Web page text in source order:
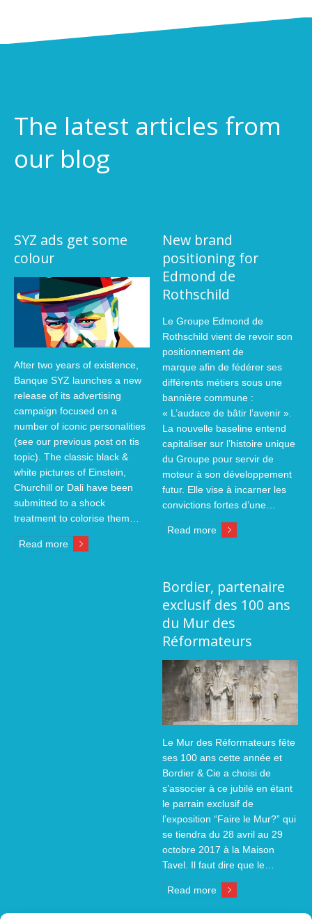
The latest articles from
our blog
SYZ ads get some
colour
After two years of existence,
Banque SYZ launches a new
release of its advertising
campaign focused on a
number of iconic personalities
(see our previous post on tis
topic). The classic black &
white pictures of Einstein,
Churchill or Dali have been
submitted to a shock
treatment to colorise them…
Read more
New brand
positioning for
Edmond de
Rothschild
Le Groupe Edmond de
Rothschild vient de revoir son
positionnement de
marque afin de fédérer ses
différents métiers sous une
bannière commune :
« L’audace de bâtir l’avenir ».
La nouvelle baseline entend
capitaliser sur l’histoire unique
du Groupe pour servir de
moteur à son développement
futur. Elle vise à incarner les
convictions fortes d’une…
Read more
Bordier, partenaire
exclusif des 100 ans
du Mur des
Réformateurs
Le Mur des Réformateurs fête
ses 100 ans cette année et
Bordier & Cie a choisi de
s’associer à ce jubilé en étant
le parrain exclusif de
l’exposition “Faire le Mur?” qui
se tiendra du 28 avril au 29
octobre 2017 à la Maison
Tavel. Il faut dire que le…
Read more